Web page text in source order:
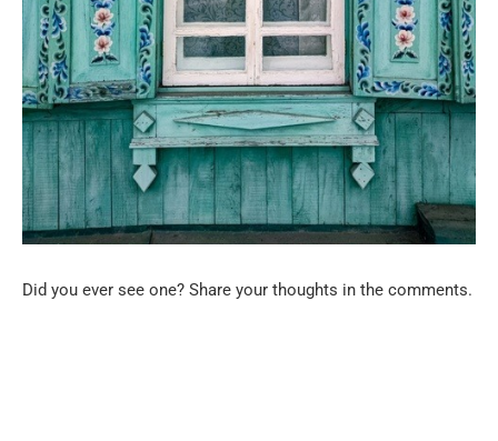
Did you ever see one? Share your thoughts in the comments.